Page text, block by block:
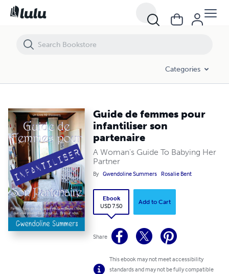
Categories
Guide de femmes pour
infantiliser son
partenaire
A Woman's Guide To Babying Her
Partner
By Gwendoline Summers Rosalie Bent
Ebook
USD 7.50
Add to Cart
Share
This ebook may not meet accessibility
standards and may not be fully compatible
Guide de femmes pour infantiliser son partenaire